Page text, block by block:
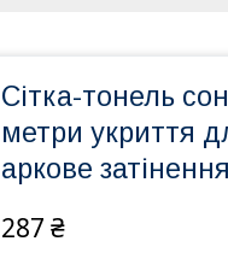
Сітка-тонель
метри укриття
аркове
287 ₴